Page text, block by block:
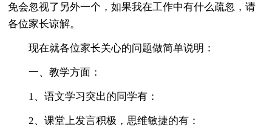
免会忽视了另外一个，如果我在工作中有什么疏忽，请
各位家长谅解。
现在就各位家长关心的问题做简单说明：
一、教学方面：
1、语文学习突出的同学有：
2、课堂上发言积极，思维敏捷的有：